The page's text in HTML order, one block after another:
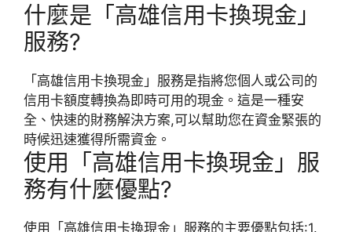
什麼是「高雄信用卡換現金」
服務?
「高雄信用卡換現金」服務是指將您個人或公司的
信用卡額度轉換為即時可用的現金。這是一種安
全、快速的財務解決方案,可以幫助您在資金緊張的
時候迅速獲得所需資金。
使用「高雄信用卡換現金」服
務有什麼優點?
使用「高雄信用卡換現金」服務的主要優點包括:1.